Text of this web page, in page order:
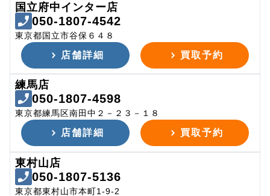
国立府中インター店
050-1807-4542
東京都国立市谷保６４８
店舗詳細 買取予約
練馬店
050-1807-4598
東京都練馬区南田中２－２３－１８
店舗詳細 買取予約
東村山店
050-1807-5136
東京都東村山市本町1-9-2